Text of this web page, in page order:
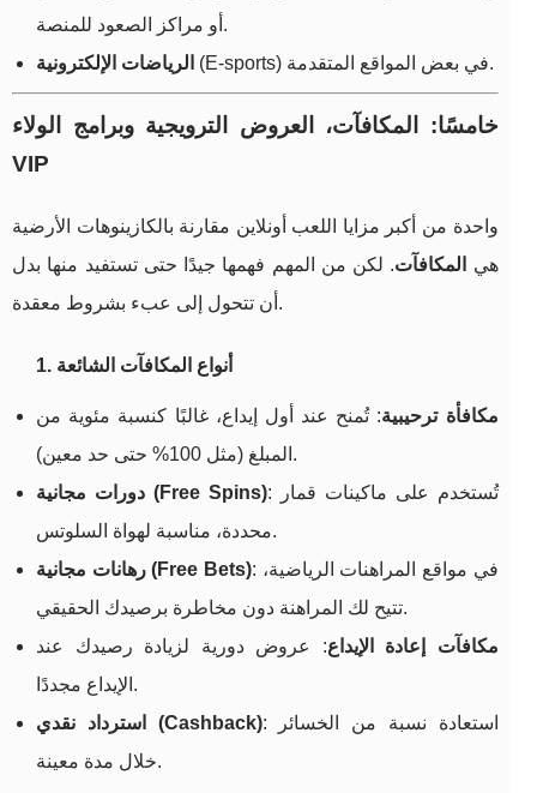
أو مراكز الصعود للمنصة.
الرياضات الإلكترونية
(E-sports) في بعض المواقع المتقدمة.
خامسًا: المكافآت، العروض الترويجية وبرامج الولاء
VIP
واحدة من أكبر مزايا اللعب أونلاين مقارنة بالكازينوهات الأرضية
هي
المكافآت. لكن من المهم فهمها جيدًا حتى تستفيد منها بدل
أن تتحول إلى عبء بشروط معقدة.
1. أنواع المكافآت الشائعة
مكافأة ترحيبية: تُمنح عند أول إيداع، غالبًا كنسبة مئوية من
المبلغ (مثل 100% حتى حد معين).
دورات مجانية (Free Spins): تُستخدم على ماكينات قمار
محددة، مناسبة لهواة السلوتس.
رهانات مجانية (Free Bets): في مواقع المراهنات الرياضية،
تتيح لك المراهنة دون مخاطرة برصيدك الحقيقي.
مكافآت إعادة الإيداع: عروض دورية لزيادة رصيدك عند
الإيداع مجددًا.
استرداد نقدي (Cashback): استعادة نسبة من الخسائر
خلال مدة معينة.